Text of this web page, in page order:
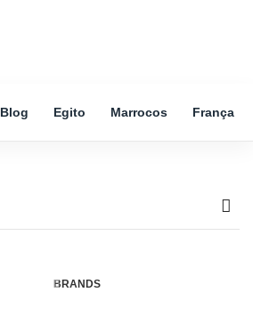
Blog Egito Marrocos França
BRANDS